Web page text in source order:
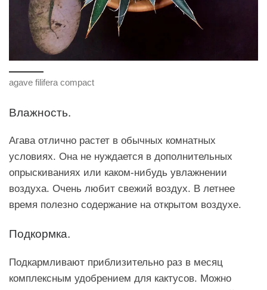
agave filifera compact
Влажность.
Агава отлично растет в обычных комнатных
условиях. Она не нуждается в дополнительных
опрыскиваниях или каком-нибудь увлажнении
воздуха. Очень любит свежий воздух. В летнее
время полезно содержание на открытом воздухе.
Подкормка.
Подкармливают приблизительно раз в месяц
комплексным удобрением для кактусов. Можно